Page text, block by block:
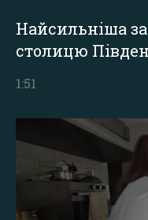
Найсильніша
столицю
1:51